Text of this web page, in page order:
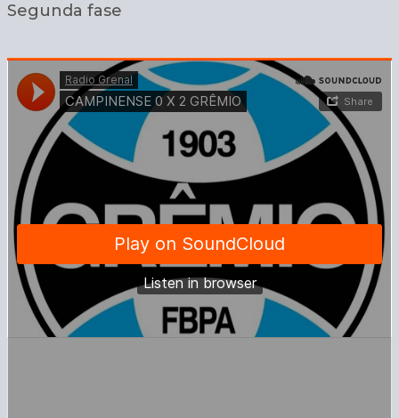
Segunda fase